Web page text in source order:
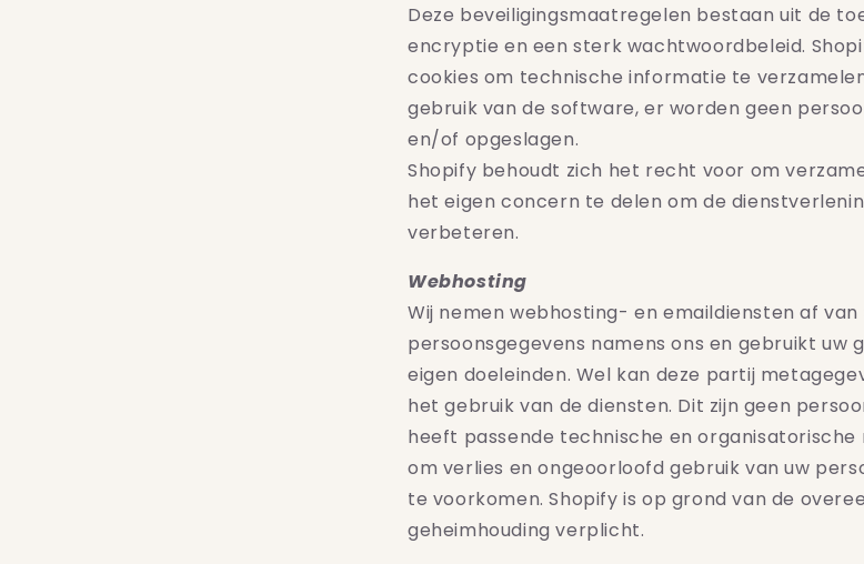
Deze beveiligingsmaatregelen bestaan uit de
encryptie en een sterk wachtwoordbeleid.
cookies om technische informatie te
gebruik van de software, er worden geen
en/of opgeslagen.
Shopify behoudt zich het recht voor om
het eigen concern te delen om de
verbeteren.
Webhosting
Wij nemen webhosting- en emaildiensten af
persoonsgegevens namens ons en gebruikt uw
eigen doeleinden. Wel kan deze partij
het gebruik van de diensten. Dit zijn geen
heeft passende technische en
om verlies en ongeoorloofd gebruik van uw
te voorkomen. Shopify is op grond van de
geheimhouding verplicht.